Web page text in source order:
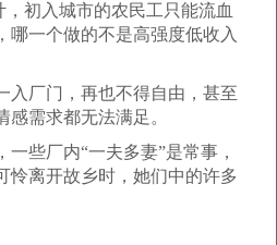
初入城市的农民工只能流血
哪一个做的不是高强度低收入
入厂门，再也不得自由，甚至
需求都无法满足。
些厂内“一夫多妻”是常事，
怜离开故乡时，她们中的许多